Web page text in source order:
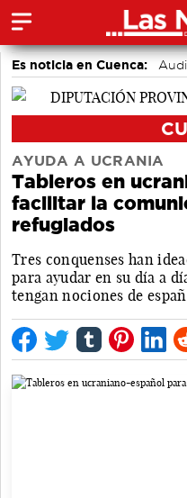
Es noticia en Cuenca:
AYUDA A UCRANIA
Tableros en
facilitar la
refugiados
Tres conquenses han
para ayudar en su día a
tengan nociones de